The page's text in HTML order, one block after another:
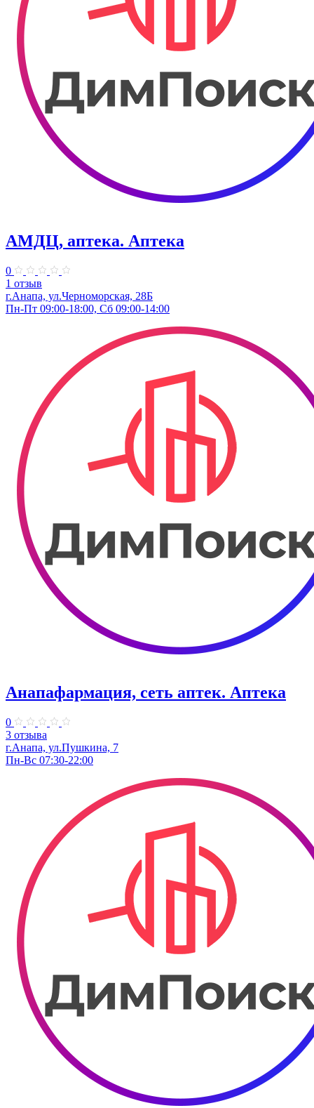
АМДЦ, аптека. Аптека
0
1 отзыв
г.Анапа, ул.Черноморская, 28Б
Пн-Пт 09:00-18:00, Сб 09:00-14:00
Анапафармация, сеть аптек. Аптека
0
3 отзыва
г.Анапа, ул.Пушкина, 7
Пн-Вс 07:30-22:00